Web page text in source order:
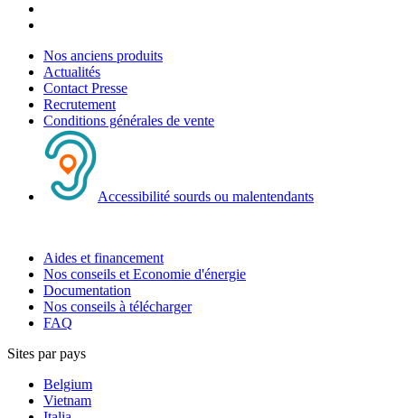
Nos anciens produits
Actualités
Contact Presse
Recrutement
Conditions générales de vente
Accessibilité sourds ou malentendants
Aides et financement
Nos conseils et Economie d'énergie
Documentation
Nos conseils à télécharger
FAQ
Sites par pays
Belgium
Vietnam